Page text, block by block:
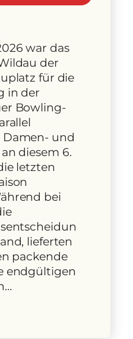
war das
der
für die
in der
Bowling-
und
diesem 6.
letzten
bei
lieferten
packende
endgültigen